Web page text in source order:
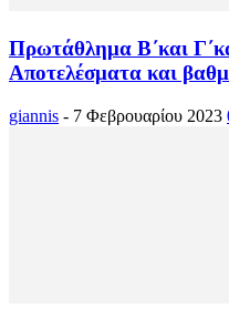
Πρωτάθλημα Β΄και
Αποτελέσματα και
giannis - 7 Φεβρουαρίου 2023